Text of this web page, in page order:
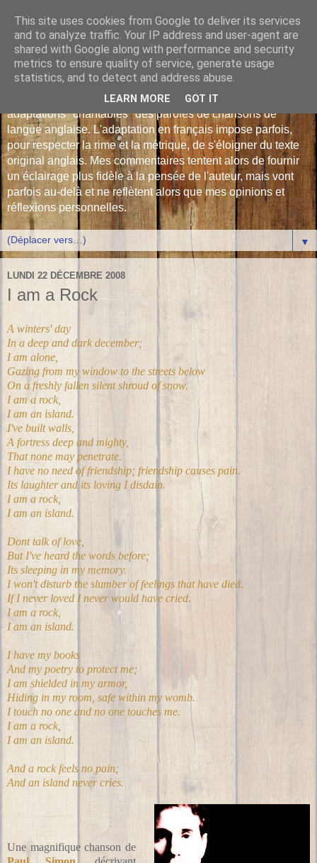
Les Monophonies de
Polyphrène
Versions françaises inédites : déjà plus de 510 traductions -
adaptations "chantables" des paroles de chansons de
langue anglaise. L'adaptation en français impose parfois,
pour respecter la rime et la métrique, de s'éloigner du texte
original anglais. Mes commentaires tentent alors de fournir
un éclairage plus fidèle à la pensée de l'auteur, mais vont
parfois au-delà et ne reflètent alors que mes opinions et
réflexions personnelles.
▼
LUNDI 22 DÉCEMBRE 2008
I am a Rock
A winters' day
In a deep and dark december;
I am alone,
Gazing from my window to the streets below
On a freshly fallen silent shroud of snow.
I am a rock,
I am an island.
I've built walls,
A fortress deep and mighty,
That none may penetrate.
I have no need of friendship; friendship causes pain.
Its laughter and its loving I disdain.
I am a rock,
I am an island.
Dont talk of love,
But I've heard the words before;
Its sleeping in my memory.
I won't disturb the slumber of feelings that have died.
If I never loved I never would have cried.
I am a rock,
I am an island.
I have my books
And my poetry to protect me;
I am shielded in my armor,
Hiding in my room, safe within my womb.
I touch no one and no one touches me.
I am a rock,
I am an island.
And a rock feels no pain;
And an island never cries.
Une magnifique chanson de
This site uses cookies from Google to deliver its services
and to analyze traffic. Your IP address and user-agent are
shared with Google along with performance and security
metrics to ensure quality of service, generate usage
statistics, and to detect and address abuse.
LEARN MORE GOT IT